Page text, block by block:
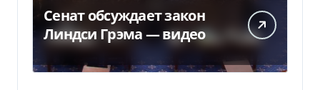
Сенат обсуждает закон
Линдси Грэма — видео